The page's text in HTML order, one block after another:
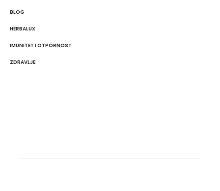
BLOG
HERBALUX
IMUNITET I OTPORNOST
ZDRAVLJE